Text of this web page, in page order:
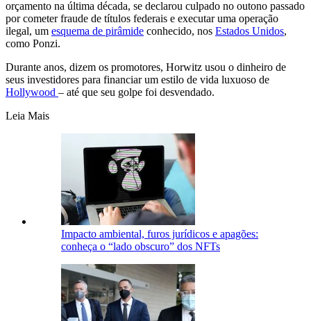
orçamento na última década, se declarou culpado no outono passado
por cometer fraude de títulos federais e executar uma operação
ilegal, um esquema de pirâmide conhecido, nos Estados Unidos,
como Ponzi.
Durante anos, dizem os promotores, Horwitz usou o dinheiro de
seus investidores para financiar um estilo de vida luxuoso de
Hollywood – até que seu golpe foi desvendado.
Leia Mais
Impacto ambiental, furos jurídicos e apagões:
conheça o “lado obscuro” dos NFTs